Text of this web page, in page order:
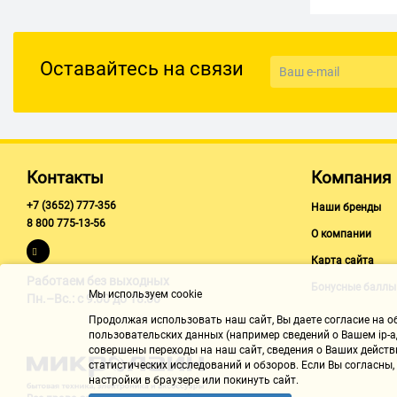
VCOM
Оставайтесь на связи
Контакты
+7 (3652) 777-356
8 800 775-13-56
Работаем без выходных
Пн.–Вс.: с 9:00 до 18:00
Компания
Наши бренды
О компании
Карта сайта
Бонусные баллы
Мы используем cookie
Продолжая использовать наш cайт, Вы даете согласие на
пользовательских данных (например сведений о Вашем ip-
совершены переходы на наш сайт, сведения о Ваших
статистических исследований и обзоров. Если Вы
настройки в браузере или покинуть сайт.